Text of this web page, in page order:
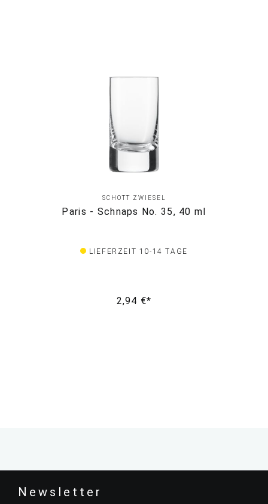
SCHOTT ZWIESEL
Paris - Schnaps No. 35, 40 ml
LIEFERZEIT 10-14 TAGE
2,94 €*
Newsletter